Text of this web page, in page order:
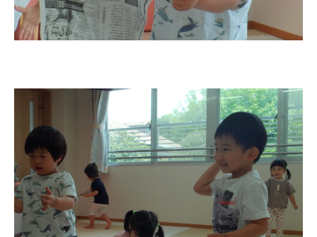
0歳親子登園［マカロンクラス ]
1歳・2歳親子登園［マリポサクラ
グループ施設・
関係先リンク
学校法⼈鴨⾕学園 鳳幼稚園
学校法⼈諏訪森学園 諏訪森幼稚
園
⼤阪府私⽴幼稚園連盟